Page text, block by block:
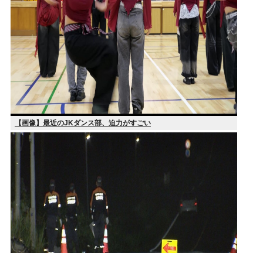
【画像】最近のJKダンス部、迫力がすごい